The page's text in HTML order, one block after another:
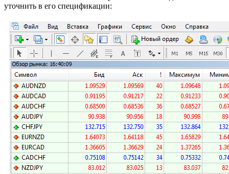
уточнить в его спецификации: